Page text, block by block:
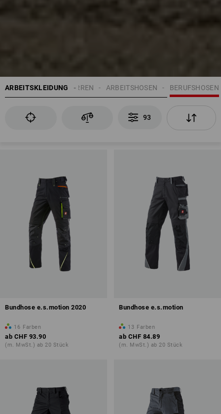
ARBEITSKLEIDUNG BERUFSHOSEN
ARBEITSHOSEN
HERREN
93
Bundhose e.s.motion 2020
16 Farben
ab CHF 93.90
(m. MwSt.) ab 20 Stück
Bundhose e.s.motion
13 Farben
ab CHF 84.89
(m. MwSt.) ab 20 Stück